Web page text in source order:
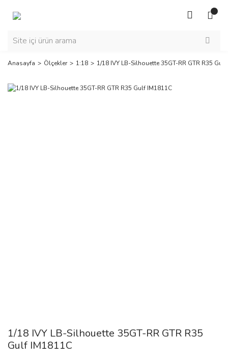
Anasayfa Ölçekler 1:18 1/18 IVY LB-Silhouette 35GT-RR GTR R35
1/18 IVY LB-Silhouette 35GT-RR GTR R35
Gulf IM1811C